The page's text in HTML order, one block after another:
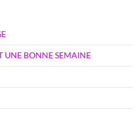
UNE BONNE SEMAINE